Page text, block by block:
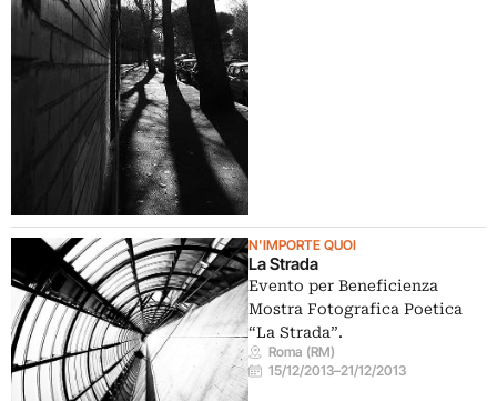
N'IMPORTE QUOI
La Strada
Evento per Beneficienza
Mostra Fotografica Poetica
“La Strada”.
Roma (RM)
15/12/2013–21/12/2013